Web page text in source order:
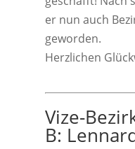
er nun auch
geworden.
Herzlichen
Vize-
B: